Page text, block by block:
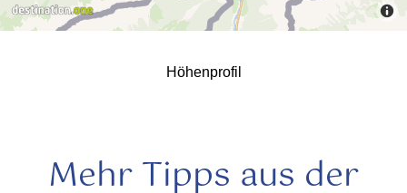
Höhenprofil
Mehr Tipps aus der